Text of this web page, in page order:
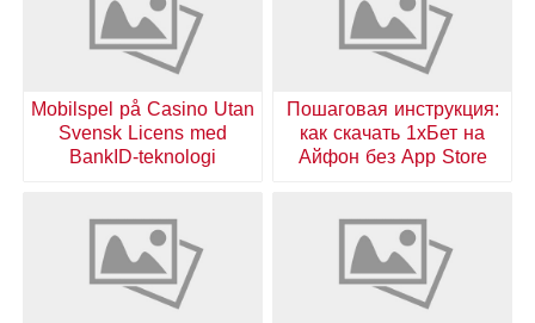
Пошаговая инструкция:
как скачать 1хБет на
Айфон без App Store
Mobilspel på Casino Utan
Svensk Licens med
BankID-teknologi